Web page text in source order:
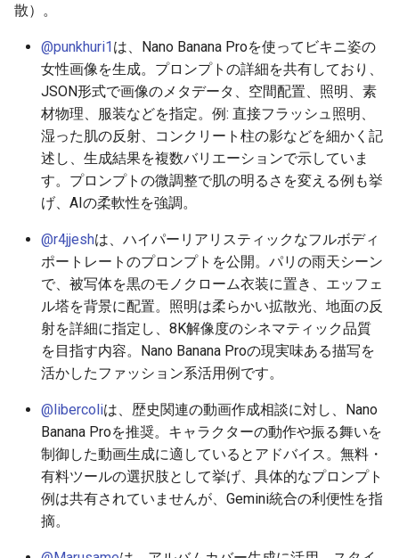
2026-06-28
2026-06-26
2026-06-25
2026-06-23
2026-06-22
2026-06-21
2026-06-20
2026-06-19
2026-06-18
2026-06-17
2026-06-16
2025-12-12
2025-12-11
2025-12-10
2025-12-08
2025-12-07
2025-12-06
2025-12-05
2025-12-04
2025-12-03
2025-12-02
2025-12-01
2026-06-28
2026-06-26
2026-06-25
2026-06-23
2026-06-22
2026-06-21
2026-06-20
2026-06-19
2026-06-18
2026-06-17
2026-06-16
2025-12-12
2025-12-11
2025-12-10
2025-12-08
2025-12-07
2025-12-06
2025-12-05
2025-12-04
2025-12-03
2025-12-02
2025-12-01
2026-03-01
2026-02-22
2026-02-15
2026-02-01
2026-01-25
2026-01-18
2026-01-11
2026-01-04
2026-03-01
2026-02-22
2026-02-15
2026-02-05
2026-03-01
2026-02-22
2026-02-15
2026-02-01
2026-01-25
2026-01-18
2026-01-11
2026-01-04
2025-12-12
2025-12-11
2025-12-10
2025-12-09
2025-12-08
2025-12-07
2025-12-06
2025-12-05
2025-12-04
2025-12-03
2025-12-02
2025-12-01
2026-03-01
2026-02-22
2026-02-15
2026-02-01
2026-01-25
2026-01-18
2026-01-11
2026-01-04
2026-02-22
2026-02-15
2026-02-08
2026-01-25
2026-01-18
2026-01-13
2026-06-25
2026-06-24
2026-06-23
2026-06-21
2026-06-20
2026-06-19
2026-06-18
2026-06-17
2026-06-16
2026-06-15
2026-06-14
2025-12-12
2025-12-11
2025-12-10
2025-12-08
2025-12-07
2025-12-06
2025-12-05
2025-12-04
2025-12-03
2025-12-02
2025-12-01
2026-03-01
2026-02-22
2026-02-15
2026-02-01
2026-01-25
2026-01-18
2026-01-11
2026-01-04
2026-06-27
2026-06-26
2026-06-25
2026-06-23
2026-06-22
2026-06-21
2026-06-20
2026-06-19
2026-06-18
2026-06-17
2026-06-16
2026-06-23
2026-06-22
2026-06-21
2026-06-18
2026-06-17
2026-06-16
2026-06-15
2026-06-14
2026-06-13
2026-06-11
2026-06-10
散）。
@punkhuri1は、Nano Banana Proを使ってビキニ姿の
女性画像を生成。プロンプトの詳細を共有しており、
JSON形式で画像のメタデータ、空間配置、照明、素
材物理、服装などを指定。例: 直接フラッシュ照明、
湿った肌の反射、コンクリート柱の影などを細かく記
述し、生成結果を複数バリエーションで示していま
す。プロンプトの微調整で肌の明るさを変える例も挙
げ、AIの柔軟性を強調。
@r4jjeshは、ハイパーリアリスティックなフルボディ
ポートレートのプロンプトを公開。パリの雨天シーン
で、被写体を黒のモノクローム衣装に置き、エッフェ
ル塔を背景に配置。照明は柔らかい拡散光、地面の反
射を詳細に指定し、8K解像度のシネマティック品質
を目指す内容。Nano Banana Proの現実味ある描写を
活かしたファッション系活用例です。
@libercoliは、歴史関連の動画作成相談に対し、Nano
Banana Proを推奨。キャラクターの動作や振る舞いを
制御した動画生成に適しているとアドバイス。無料・
有料ツールの選択肢として挙げ、具体的なプロンプト
例は共有されていませんが、Gemini統合の利便性を指
摘。